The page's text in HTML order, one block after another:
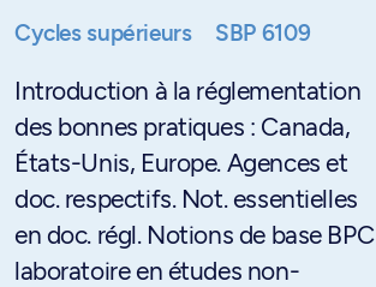
Cycles supérieurs SBP 6109
Introduction à la réglementation
des bonnes pratiques : Canada,
États-Unis, Europe. Agences et
doc. respectifs. Not. essentielles
en doc. régl. Notions de base BPC
laboratoire en études non-